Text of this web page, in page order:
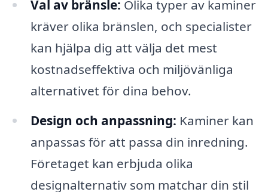
Val av bränsle: Olika typer av kaminer
kräver olika bränslen, och specialister
kan hjälpa dig att välja det mest
kostnadseffektiva och miljövänliga
alternativet för dina behov.
Design och anpassning: Kaminer kan
anpassas för att passa din inredning.
Företaget kan erbjuda olika
designalternativ som matchar din stil